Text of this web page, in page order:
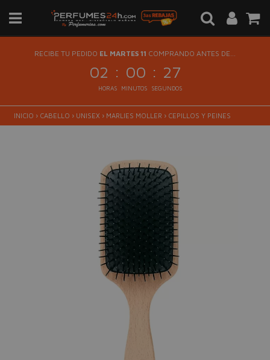
RECIBE TU PEDIDO EL MARTES 11 COMPRANDO ANTES DE...
02 : 00 : 27
HORAS MINUTOS SEGUNDOS
INICIO › CABELLO › UNISEX › MARLIES MOLLER › CEPILLOS Y PEINES